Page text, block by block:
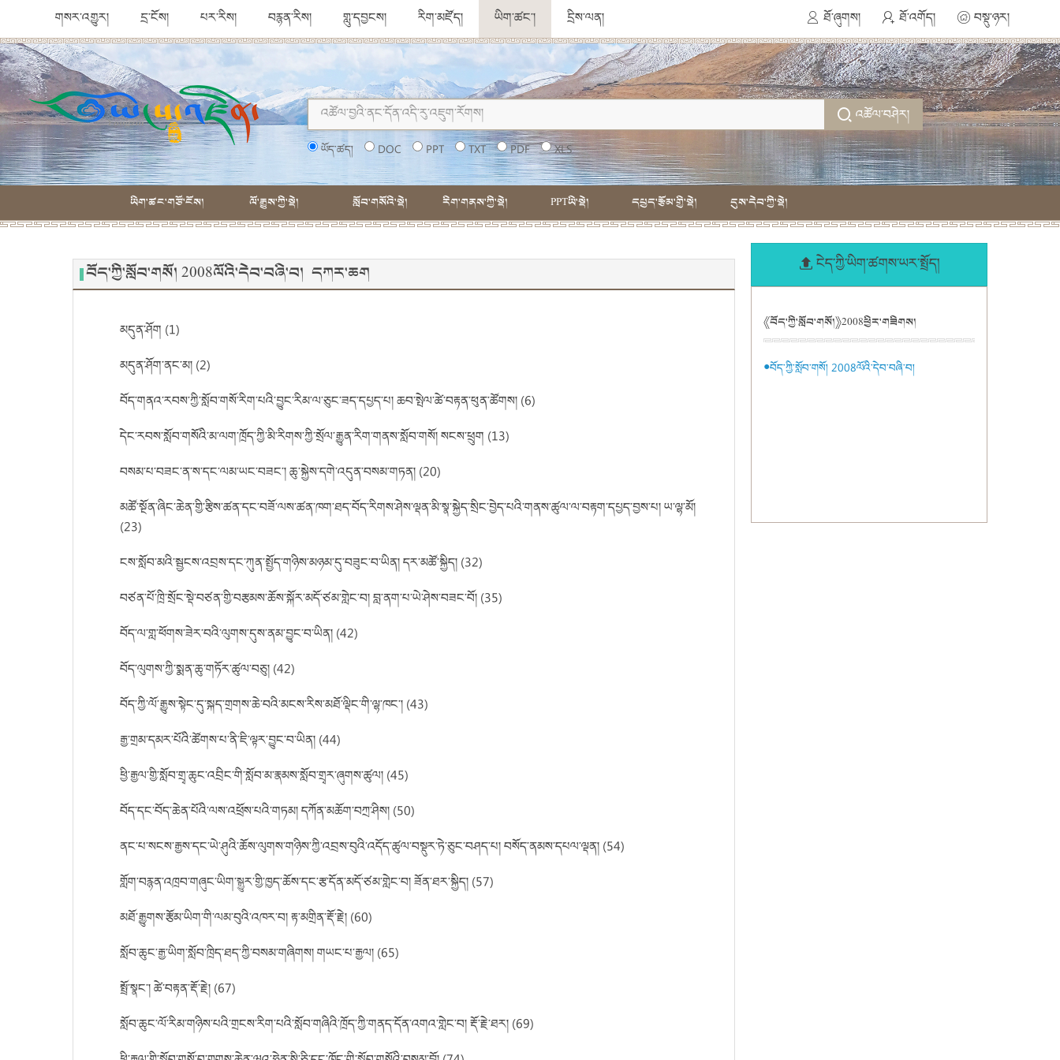
ཐོ་ཞུགས། ཐོ་འགོད། བསྡུ་ཉར།
གསར་འགྱུར། དྲ་ངོས། པར་རིས། བརྙན་རིས། གླུ་དབྱངས། རིག་མཛོད། ཡིག་ཚང་། དྲིས་ལན།
འཚོལ་བཤེར།
ཡོད་ཚད། DOC PPT TXT PDF XLS
ཡིག་ཚང་གཙོ་ངོས། ལོ་རྒྱུས་ཀྱི་སྡེ། སློབ་གསོའི་སྡེ། རིག་གནས་ཀྱི་སྡེ། PPTཡི་སྡེ། དཔྱད་རྩོམ་གྱི་སྡེ། དུས་དེབ་ཀྱི་སྡེ།
བོད་ཀྱི་སློབ་གསོ། 2008ལོའི་དེབ་བཞི་བ། དཀར་ཆག
མདུན་ཤོག (1)
མདུན་ཤོག་ནང་མ། (2)
བོད་གནའ་རབས་ཀྱི་སློབ་གསོ་རིག་པའི་བྱུང་རིམ་ལ་ཅུང་ཟད་དཔྱད་པ། ཆབ་སྤེལ་ཚེ་བརྟན་ཕུན་ཚོགས། (6)
དེང་རབས་སློབ་གསོའི་མ་ལག་ཁྲོད་ཀྱི་མི་རིགས་ཀྱི་སྲོལ་རྒྱུན་རིག་གནས་སློབ་གསོ། སངས་ཕྲུག (13)
བསམ་པ་བཟང་ན་ས་དང་ལམ་ཡང་བཟང་། ཆུ་སྐྱེས་དགེ་འདུན་བསམ་གཏན། (20)
མཚོ་སྔོན་ཞིང་ཆེན་གྱི་རྩིས་ཚན་དང་བཟོ་ལས་ཚན་ཁག་ཐད་བོད་རིགས་ཤེས་ལྡན་མི་སྣ་སྐྱེད་སྲིང་བྱེད་པའི་གནས་ཚུལ་ལ་བརྟག་དཔྱད་བྱས་པ། ཡ་ལྷ་མོ།
(23)
ངས་སློབ་མའི་སྦྱངས་འབྲས་དང་ཀུན་སྤྱོད་གཉིས་མཉམ་དུ་བཟུང་བ་ཡིན། དར་མཚོ་སྐྱིད། (32)
བཙན་པོ་ཁྲི་སྲོང་སྡེ་བཙན་གྱི་བརྩམས་ཆོས་སྐོར་མདོ་ཙམ་གླེང་བ། བླ་ནག་པ་ཡེ་ཤེས་བཟང་བོ། (35)
བོད་ལ་གླ་ཕོགས་ཟེར་བའི་ལུགས་དུས་ནམ་བྱུང་བ་ཡིན། (42)
བོད་ལུགས་ཀྱི་སྨན་ཆུ་གཏོར་ཚུལ་བཅུ། (42)
བོད་ཀྱི་ལོ་རྒྱུས་སྟེང་དུ་སྐད་གྲགས་ཆེ་བའི་མངས་རིས་མཐོ་ལྡིང་གི་ལྷ་ཁང་། (43)
རྒྱ་གྲམ་དམར་པོའི་ཚོགས་པ་ནི་ཇི་ལྟར་བྱུང་བ་ཡིན། (44)
ཕྱི་རྒྱལ་གྱི་སློབ་གྲྭ་ཆུང་འབྲིང་གི་སློབ་མ་རྣམས་སློབ་གྲྭར་ཞུགས་ཚུལ། (45)
བོད་དང་བོད་ཆེན་པོའི་ལས་འཕྲོས་པའི་གཏམ། དཀོན་མཆོག་བཀྲ་ཤིས། (50)
ནང་པ་སངས་རྒྱས་དང་ཡེ་ཤུའི་ཆོས་ལུགས་གཉིས་ཀྱི་འབྲས་བུའི་འདོད་ཚུལ་བསྡུར་ཏེ་ཅུང་བཤད་པ། བསོད་ནམས་དཔལ་ལྡན། (54)
གློག་བརྙན་འཁྲབ་གཞུང་ཡིག་སྒྱུར་གྱི་ཁྱད་ཆོས་དང་རྩ་དོན་མདོ་ཙམ་གླེང་བ། ཟོན་ཐར་སྐྱིད། (57)
མཐོ་རྒྱུགས་རྩོམ་ཡིག་གི་ལམ་བུའི་འཁར་བ། རྟ་མགྲིན་རྡོ་རྗེ། (60)
སློབ་ཆུང་རྒྱ་ཡིག་སློབ་ཁྲིད་ཐད་ཀྱི་བསམ་གཞིགས། གཡང་པ་རྒྱལ། (65)
སྤྲོ་སྣང་། ཚེ་བརྟན་རྡོ་རྗེ། (67)
སློབ་ཆུང་ལོ་རིམ་གཉིས་པའི་གྲངས་རིག་པའི་སློབ་གཞིའི་ཁྲོད་ཀྱི་གནད་དོན་འགའ་གླེང་བ། རྡོ་རྗེ་ཐར། (69)
ངེད་ཀྱི་ཡིག་ཚགས་ཡར་སྤྲོད།
《བོད་ཀྱི་སློབ་གསོ།》2008ཕྱིར་གཟིགས།
●བོད་ཀྱི་སློབ་གསོ། 2008ལོའི་དེབ་བཞི་བ།